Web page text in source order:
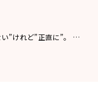
”けれど”正直に”。 …